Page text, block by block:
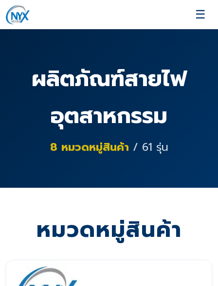
☰
ผลิตภัณฑ์สายไฟ
อุตสาหกรรม
8 หมวดหมู่สินค้า / 61 รุ่น
หมวดหมู่สินค้า